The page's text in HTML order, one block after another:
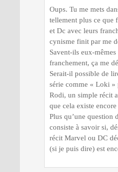
Oups. Tu me mets
tellement plus ce que
et Dc avec leurs
cynisme finit par me
Savent-ils eux-
franchement, ça me
Serait-il possible de
série comme « Loki »
Rodi, un simple récit
que cela existe encore
Plus qu’une question
consiste à savoir si,
récit Marvel ou DC
(si je puis dire) est